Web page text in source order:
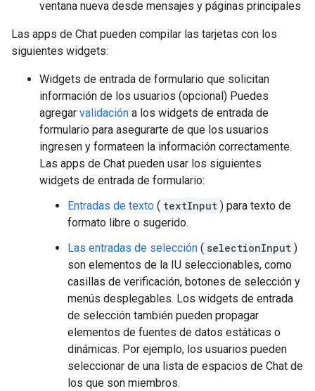
ventana nueva desde mensajes y páginas principales
Las apps de Chat pueden compilar las tarjetas con los
siguientes widgets:
Widgets de entrada de formulario que solicitan
información de los usuarios (opcional) Puedes
agregar validación a los widgets de entrada de
formulario para asegurarte de que los usuarios
ingresen y formateen la información correctamente.
Las apps de Chat pueden usar los siguientes
widgets de entrada de formulario:
Entradas de texto ( textInput ) para texto de
formato libre o sugerido.
Las entradas de selección ( selectionInput )
son elementos de la IU seleccionables, como
casillas de verificación, botones de selección y
menús desplegables. Los widgets de entrada
de selección también pueden propagar
elementos de fuentes de datos estáticas o
dinámicas. Por ejemplo, los usuarios pueden
seleccionar de una lista de espacios de Chat de
los que son miembros.